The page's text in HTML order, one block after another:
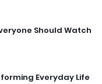
Should Watch
Everyday Life